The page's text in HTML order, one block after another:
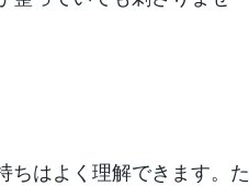
ちはよく理解できます。た